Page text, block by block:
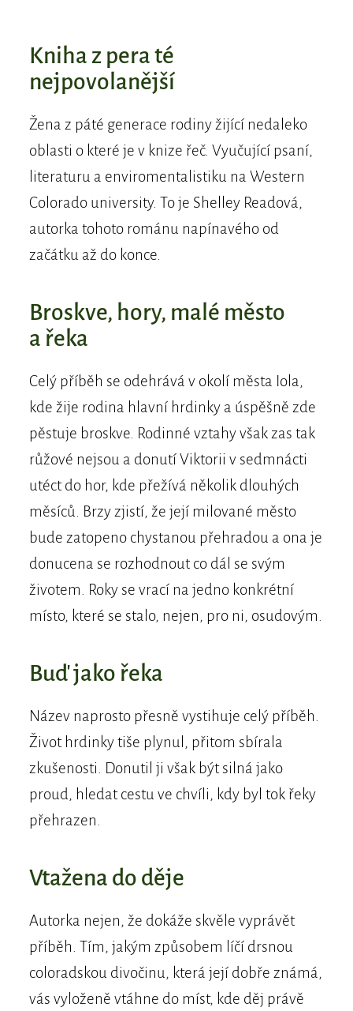
Kniha z pera té
nejpovolanější
Žena z páté generace rodiny žijící nedaleko
oblasti o které je v knize řeč. Vyučující psaní,
literaturu a enviromentalistiku na Western
Colorado university. To je Shelley Readová,
autorka tohoto románu napínavého od
začátku až do konce.
Broskve, hory, malé město
a řeka
Celý příběh se odehrává v okolí města Iola,
kde žije rodina hlavní hrdinky a úspěšně zde
pěstuje broskve. Rodinné vztahy však zas tak
růžové nejsou a donutí Viktorii v sedmnácti
utéct do hor, kde přežívá několik dlouhých
měsíců. Brzy zjistí, že její milované město
bude zatopeno chystanou přehradou a ona je
donucena se rozhodnout co dál se svým
životem. Roky se vrací na jedno konkrétní
místo, které se stalo, nejen, pro ni, osudovým.
Buď jako řeka
Název naprosto přesně vystihuje celý příběh.
Život hrdinky tiše plynul, přitom sbírala
zkušenosti. Donutil ji však být silná jako
proud, hledat cestu ve chvíli, kdy byl tok řeky
přehrazen.
Vtažena do děje
Autorka nejen, že dokáže skvěle vyprávět
příběh. Tím, jakým způsobem líčí drsnou
coloradskou divočinu, která její dobře známá,
vás vyloženě vtáhne do míst, kde děj právě